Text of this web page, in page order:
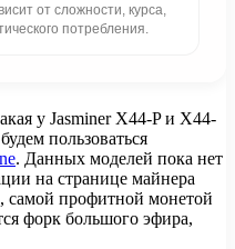
от сложности, курса,
потребления.
у Jasminer X44-P и X44-
пользоваться
. Данных моделей пока нет
на странице майнера
самой профитной монетой
форк большого эфира,